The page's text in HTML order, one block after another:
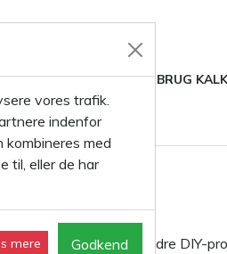
2,5 LITER BRUG
i 100ml dåser.
er ideelle til mindre DIY-
vores trafik.
indenfor
kombineres med
til, eller de har
mere Godkend